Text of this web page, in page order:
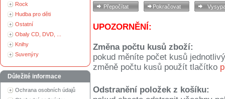
Rock
Hudba pro děti
Ostatní
Obaly CD, DVD, ...
Knihy
Suvenýry
Důležité informace
Ochrana osobních údajů
UPOZORNĚNÍ:
Změna počtu kusů zboží:
pokud měníte počet kusů
změně počtu kusů použít tlačítko
Odstranění položek z košíku: